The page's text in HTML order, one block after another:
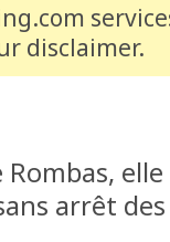
disclaimer.
arrêt